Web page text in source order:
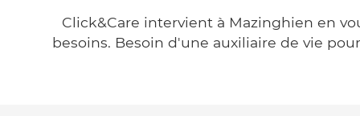
Click&Care intervient à Mazinghien en
besoins. Besoin d'une auxiliaire de vie